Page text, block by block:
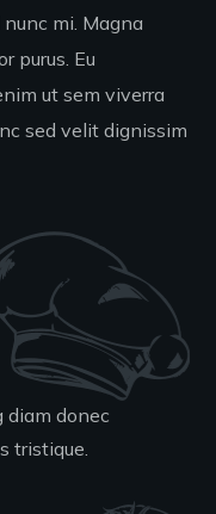
mi. Magna
purus. Eu
ut sem viverra
sed velit dignissim
diam donec
tristique.